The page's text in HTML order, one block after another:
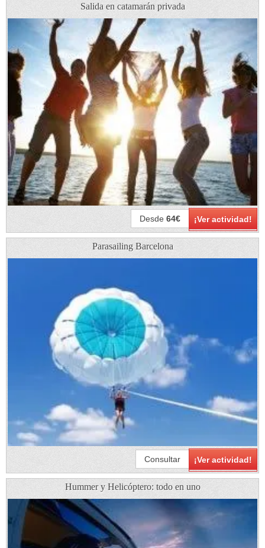
Salida en catamarán privada
¡Ver actividad!
Desde 64€
Parasailing Barcelona
¡Ver actividad!
Consultar
Hummer y Helicóptero: todo en uno